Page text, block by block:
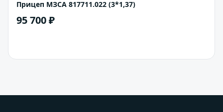
Прицеп МЗСА 817711.022 (3*1,37)
95 700 ₽